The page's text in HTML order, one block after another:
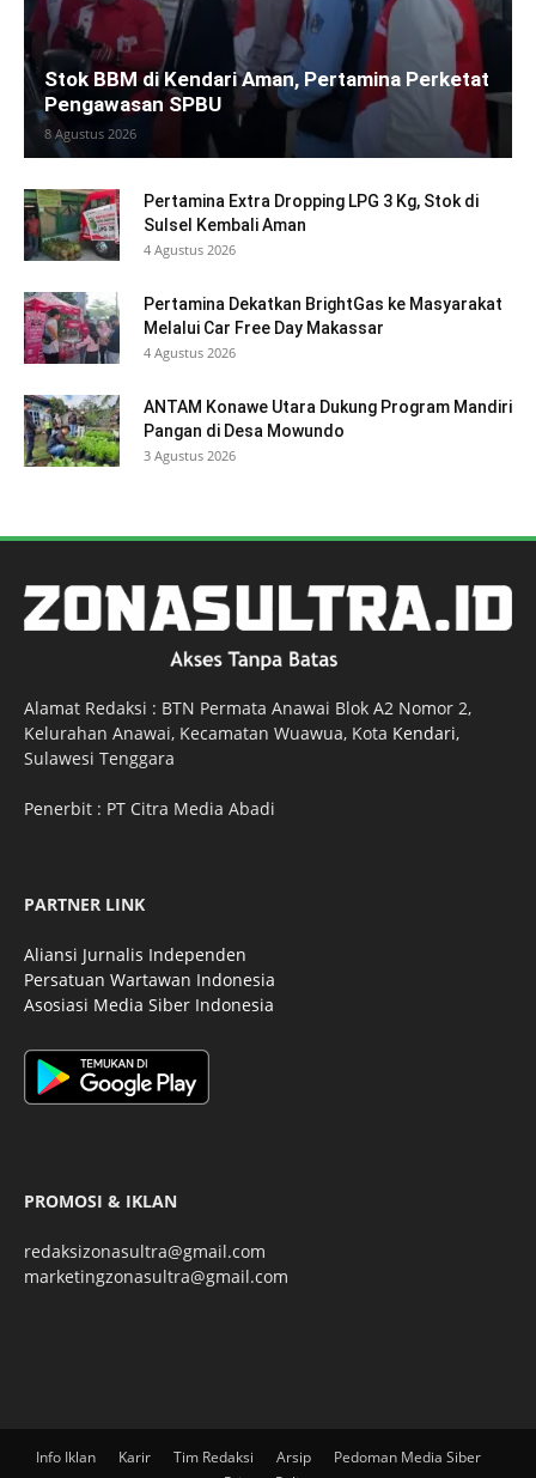
Stok BBM di Kendari Aman, Pertamina Perketat
Pengawasan SPBU
8 Agustus 2026
Pertamina Extra Dropping LPG 3 Kg, Stok di
Sulsel Kembali Aman
4 Agustus 2026
Pertamina Dekatkan BrightGas ke Masyarakat
Melalui Car Free Day Makassar
4 Agustus 2026
ANTAM Konawe Utara Dukung Program Mandiri
Pangan di Desa Mowundo
3 Agustus 2026
Alamat Redaksi : BTN Permata Anawai Blok A2 Nomor 2,
Kelurahan Anawai, Kecamatan Wuawua, Kota Kendari,
Sulawesi Tenggara
Penerbit : PT Citra Media Abadi
PARTNER LINK
Aliansi Jurnalis Independen
Persatuan Wartawan Indonesia
Asosiasi Media Siber Indonesia
PROMOSI & IKLAN
redaksizonasultra@gmail.com
marketingzonasultra@gmail.com
Info Iklan Karir Tim Redaksi Arsip
Pedoman Media Siber